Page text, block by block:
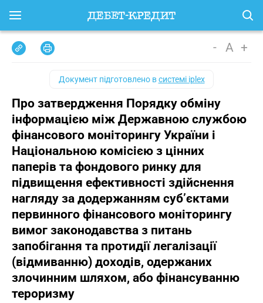
- A +
Документ підготовлено всистемі iplex
Про затвердження Порядку обміну
інформацією між Державною службою
фінансового моніторингу України і
Національною комісією з цінних
паперів та фондового ринку для
підвищення ефективності здійснення
нагляду за додержанням суб’єктами
первинного фінансового моніторингу
вимог законодавства з питань
запобігання та протидії легалізації
(відмиванню) доходів, одержаних
злочинним шляхом, або фінансуванню
тероризму